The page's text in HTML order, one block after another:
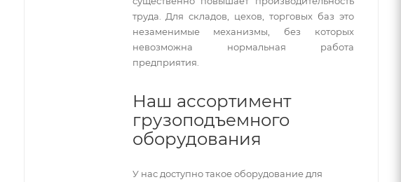
труда. Для складов, цехов, торговых баз это
незаменимые механизмы, без которых
невозможна нормальная работа
предприятия.
Наш ассортимент
грузоподъемного
оборудования
У нас доступно такое оборудование для